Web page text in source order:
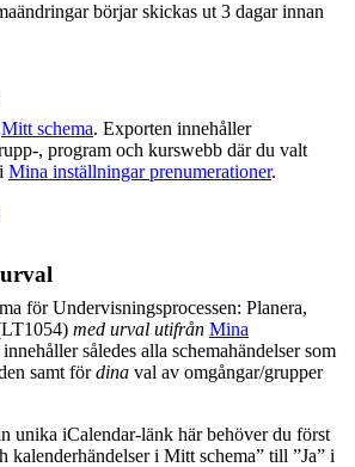
börjar skickas ut 3 dagar innan
Mitt schema. Exporten innehåller
, program och kurswebb där du valt
Mina inställningar prenumerationer.
för Undervisningsprocessen: Planera,
med urval utifrån Mina
således alla schemahändelser som
samt fördina val av omgångar/grupper
unika iCalendar-länk här behöver du först
kalenderhändelser i Mitt schema” till ”Ja” i